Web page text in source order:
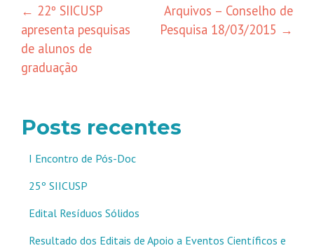
Navegação
de
posts
← 22º SIICUSP
apresenta pesquisas
de alunos de
graduação
Arquivos – Conselho de
Pesquisa 18/03/2015 →
Posts recentes
I Encontro de Pós-Doc
25º SIICUSP
Edital Resíduos Sólidos
Resultado dos Editais de Apoio a Eventos Científicos e